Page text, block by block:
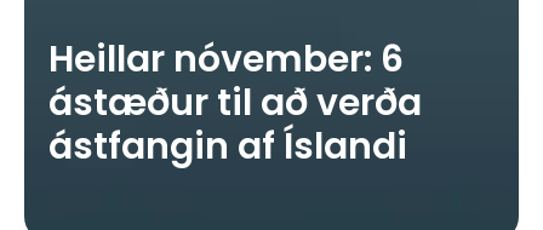
Heillar nóvember: 6
ástæður til að verða
ástfangin af Íslandi